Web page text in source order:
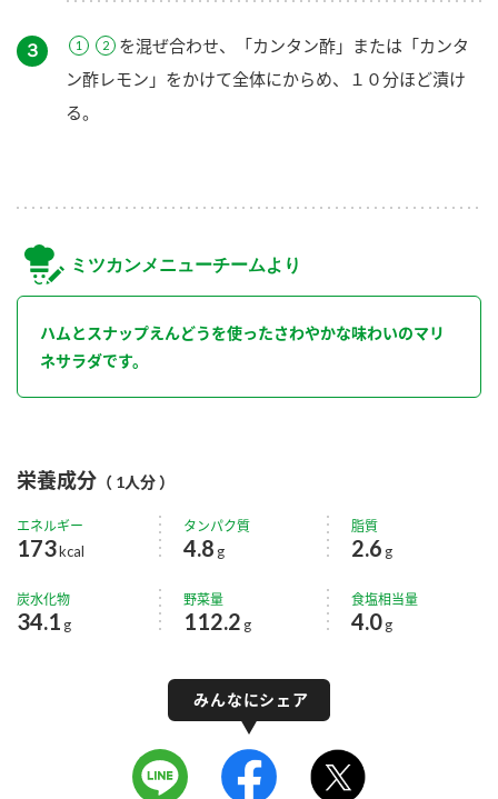
３
を混ぜ合わせ、「カンタン酢」または「カンタ
ン酢レモン」をかけて全体にからめ、１０分ほど漬け
る。
ミツカンメニューチームより
ハムとスナップえんどうを使ったさわやかな味わいのマリ
ネサラダです。
栄養成分 （ 1人分 ）
エネルギー
173kcal
タンパク質
4.8 g
脂質
2.6 g
炭水化物
34.1 g
野菜量
112.2 g
食塩相当量
4.0 g